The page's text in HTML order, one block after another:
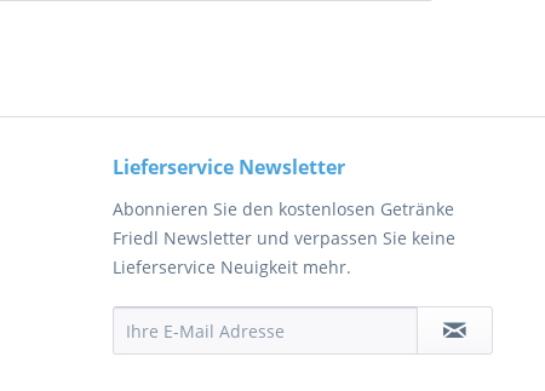
Lieferservice Newsletter
Abonnieren Sie den kostenlosen Getränke
Friedl Newsletter und verpassen Sie keine
Lieferservice Neuigkeit mehr.